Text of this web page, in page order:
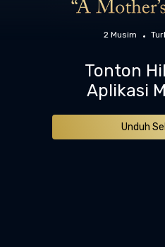
2 Musim
Tonton
Aplikasi
Unduh